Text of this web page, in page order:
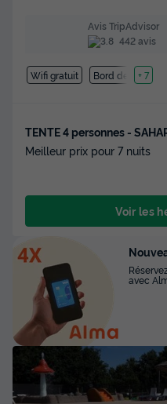
Avis TripAdvisor
442 avis
Wifi gratuit Bord de mer
+ 7
TENTE 4 personnes -
Meilleur prix pour 7 nuits
Voir les
avec